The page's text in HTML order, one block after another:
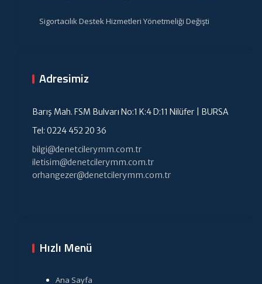
Sigortacılık Destek Hizmetleri Yönetmeliği Değişti
Adresimiz
Barış Mah. FSM Bulvarı No:1 K:4 D:11 Nilüfer | BURSA
Tel: 0224 452 20 36
bilgi@denetcilerymm.com.tr
iletisim@denetcilerymm.com.tr
orhangezer@denetcilerymm.com.tr
Hızlı Menü
Ana Sayfa